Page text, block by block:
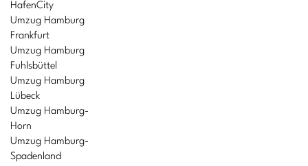
HafenCity
Umzug Hamburg
Frankfurt
Umzug Hamburg
Fuhlsbüttel
Umzug Hamburg
Lübeck
Umzug Hamburg-
Horn
Umzug Hamburg-
Spadenland